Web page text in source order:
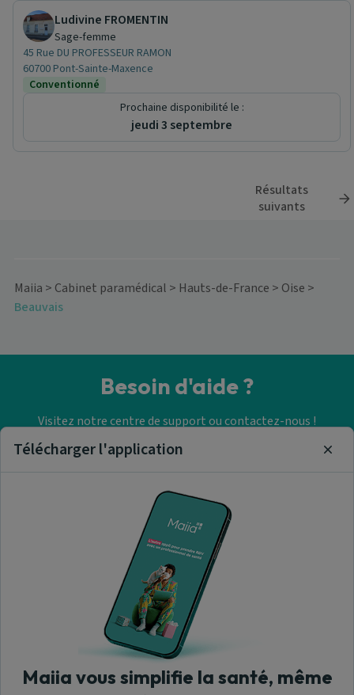
Ludivine FROMENTIN
Sage-femme
45 Rue DU PROFESSEUR RAMON
60700 Pont-Sainte-Maxence
Conventionné
Prochaine disponibilité le :
jeudi 3 septembre
Résultats
suivants
Maiia > Cabinet paramédical > Hauts-de-France > Oise >
Beauvais
Besoin d'aide ?
Visitez notre centre de support ou contactez-nous !
Aide & Contact
Trouver un cabinet
paramédical
A propos de nous
Télécharger l'application
Maiia vous simplifie la santé, même